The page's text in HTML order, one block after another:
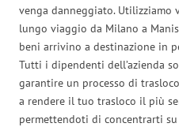
venga danneggiato.
lungo viaggio da Milano a
beni arrivino a destinazione in
Tutti i dipendenti dell’azienda
garantire un processo di
a rendere il tuo trasloco il più
permettendoti di concentrarti